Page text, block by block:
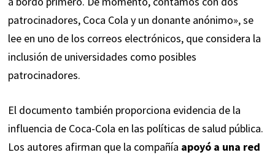
patrocinadores, Coca Cola y un donante anónimo», se
lee en uno de los correos electrónicos, que considera la
inclusión de universidades como posibles
patrocinadores.
El documento también proporciona evidencia de la
influencia de Coca-Cola en las políticas de salud pública.
Los autores afirman que la compañía apoyó a una red